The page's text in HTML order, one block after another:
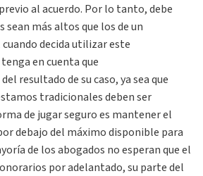
al acuerdo. Por lo tanto, debe
sean más altos que los de un
decida utilizar este
en cuenta que
resultado de su caso, ya sea que
tradicionales deben ser
de jugar seguro es mantener el
debajo del máximo disponible para
de los abogados no esperan que el
por adelantado, su parte del